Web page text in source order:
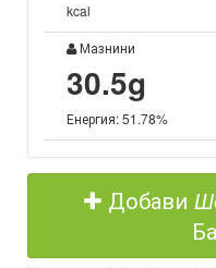
kcal
Мазнини
30.5g
Енергия: 51.78%
Добави